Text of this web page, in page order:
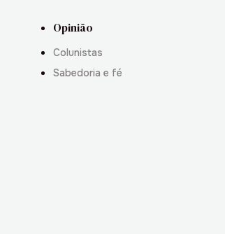
Opinião
Colunistas
Sabedoria e fé